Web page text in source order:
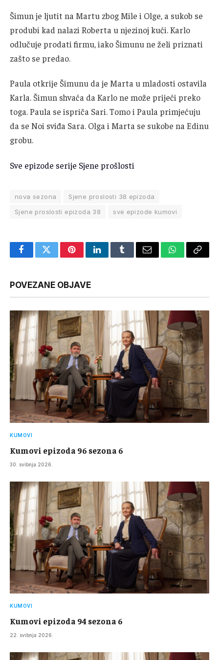
Šimun je ljutit na Martu zbog Mile i Olge, a sukob se
produbi kad nalazi Roberta u njezinoj kući. Karlo
odlučuje prodati firmu, iako Šimunu ne želi priznati
zašto se predao.
Paula otkrije Šimunu da je Marta u mladosti ostavila
Karla. Šimun shvaća da Karlo ne može prijeći preko
toga. Paula se ispriča Sari. Tomo i Paula primjećuju
da se Noi sviđa Sara. Olga i Marta se sukobe na Edinu
grobu.
Sve epizode serije Sjene prošlosti
nova sezona
Sjene proslosti 38 epizoda
Sjene proslosti epizoda 38
sve epizode kumovi
FacebookTwitterPinterestLinkedInTumblrEmail WhatsApp
Copy
POVEZANE OBJAVE
KUMOVI
Kumovi epizoda 96 sezona 6
30. svibnja 2026.
KUMOVI
Kumovi epizoda 94 sezona 6
22. svibnja 2026.